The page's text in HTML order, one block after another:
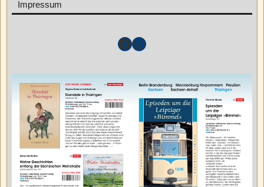
Impressum